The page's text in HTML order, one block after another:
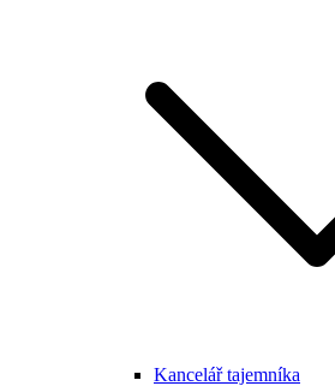
Kancelář tajemníka